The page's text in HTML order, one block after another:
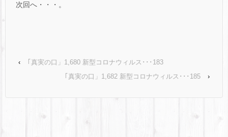
次回へ・・・。
‹
｢真実の口」1,680 新型コロナウィルス･･･183
｢真実の口」1,682 新型コロナウィルス･･･185
›